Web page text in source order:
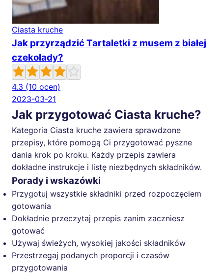
Ciasta kruche
Jak przyrządzić Tartaletki z musem z białej
czekolady?
4.3 (10 ocen)
2023-03-21
Jak przygotować Ciasta kruche?
Kategoria Ciasta kruche zawiera sprawdzone
przepisy, które pomogą Ci przygotować pyszne
dania krok po kroku. Każdy przepis zawiera
dokładne instrukcje i listę niezbędnych składników.
Porady i wskazówki
Przygotuj wszystkie składniki przed rozpoczęciem
gotowania
Dokładnie przeczytaj przepis zanim zaczniesz
gotować
Używaj świeżych, wysokiej jakości składników
Przestrzegaj podanych proporcji i czasów
przygotowania